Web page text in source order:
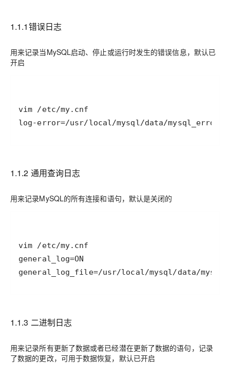
1.1.1错误日志
用来记录当MySQL启动、停止或运行时发生的错误信息，默认已
开启
log-error=/usr/local/mysql/data/
1.1.2 通用查询日志
用来记录MySQL的所有连接和语句，默认是关闭的
general_log_file=/usr/local/mysql/data/
1.1.3 二进制日志
用来记录所有更新了数据或者已经潜在更新了数据的语句，记录
了数据的更改，可用于数据恢复，默认已开启